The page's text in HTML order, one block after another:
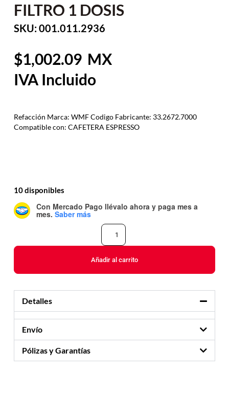
FILTRO 1 DOSIS
SKU: 001.011.2936
1,002.09
Refacción Marca: WMF Codigo Fabricante: 33.2672.7000
Compatible con: CAFETERA ESPRESSO
10 disponibles
Con Mercado Pago llévalo ahora y paga mes a
mes. Saber más
Añadir al carrito
Detalles
Envío
Pólizas y Garantías